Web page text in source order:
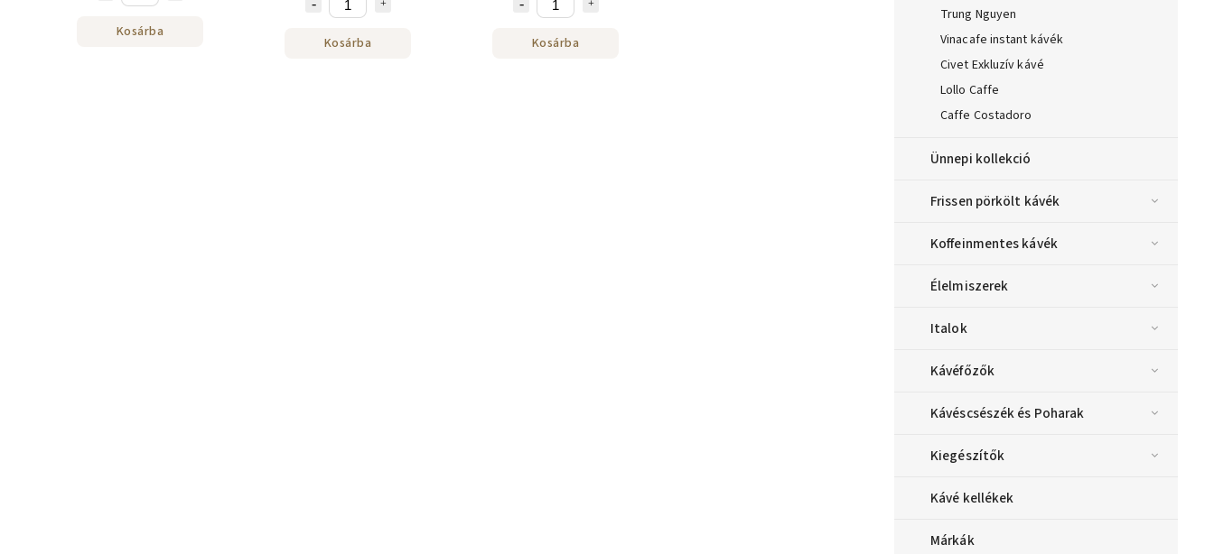
Trung Nguyen
Vinacafe instant kávék
Civet Exkluzív kávé
Lollo Caffe
Caffe Costadoro
Ünnepi kollekció
Frissen pörkölt kávék
Koffeinmentes kávék
Élelmiszerek
Italok
Kávéfőzők
Kávéscsészék és Poharak
Kiegészítők
Kávé kellékek
Márkák
Kosárba
Kosárba Kosárba